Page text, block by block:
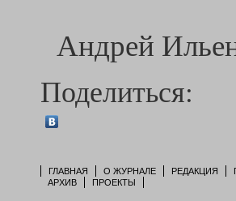
Андрей
Поделиться:
ГЛАВНАЯ О ЖУРНАЛЕ РЕДАКЦИЯ
АРХИВ
ПРОЕКТЫ